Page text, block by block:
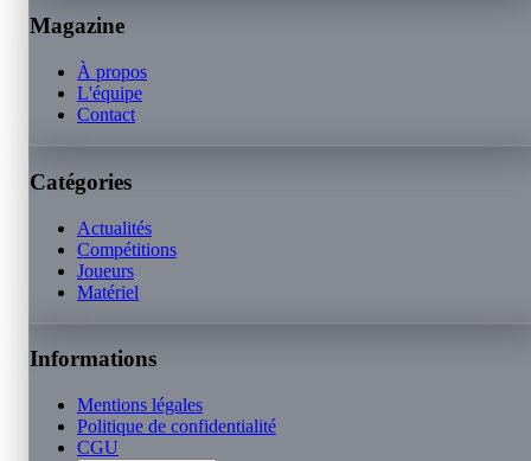
Magazine
À propos
L'équipe
Contact
Catégories
Actualités
Compétitions
Joueurs
Matériel
Informations
Mentions légales
Politique de confidentialité
CGU